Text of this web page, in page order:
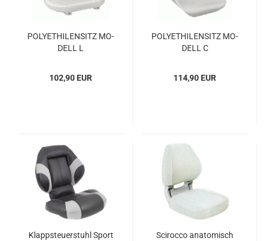
PO­LY­ETHI­LEN­SITZ MO­
DELL L
102,90 EUR
PO­LY­ETHI­LEN­SITZ MO­
DELL C
114,90 EUR
Klapp­steu­er­stuhl Sport
Sci­roc­co ana­to­misch